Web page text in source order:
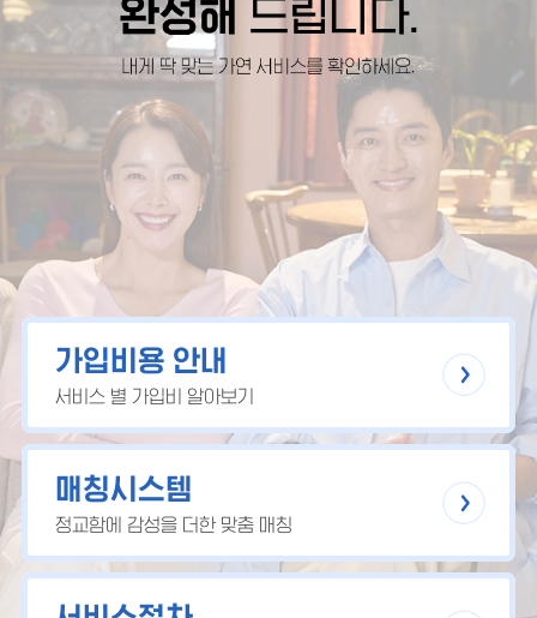
가입비용 안내
서비스 별 가입비 알아보기
매칭시스템
정교함에 감성을 더한 맞춤 매칭